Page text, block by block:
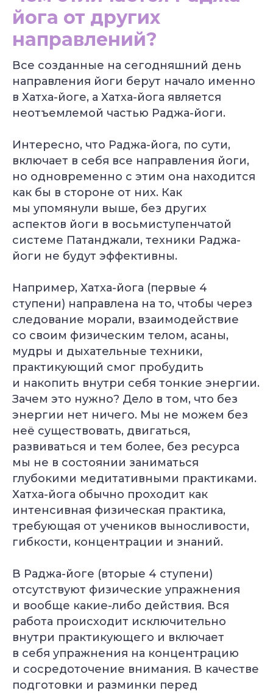
йога от других
направлений?
Все созданные на сегодняшний день
направления йоги берут начало именно
в Хатха-йоге, а Хатха-йога является
неотъемлемой частью Раджа-йоги.
Интересно, что Раджа-йога, по сути,
включает в себя все направления йоги,
но одновременно с этим она находится
как бы в стороне от них. Как
мы упомянули выше, без других
аспектов йоги в восьмиступенчатой
системе Патанджали, техники Раджа-
йоги не будут эффективны.
Например, Хатха-йога (первые 4
ступени) направлена на то, чтобы через
следование морали, взаимодействие
со своим физическим телом, асаны,
мудры и дыхательные техники,
практикующий смог пробудить
и накопить внутри себя тонкие энергии.
Зачем это нужно? Дело в том, что без
энергии нет ничего. Мы не можем без
неё существовать, двигаться,
развиваться и тем более, без ресурса
мы не в состоянии заниматься
глубокими медитативными практиками.
Хатха-йога обычно проходит как
интенсивная физическая практика,
требующая от учеников выносливости,
гибкости, концентрации и знаний.
В Раджа-йоге (вторые 4 ступени)
отсутствуют физические упражнения
и вообще какие-либо действия. Вся
работа происходит исключительно
внутри практикующего и включает
в себя упражнения на концентрацию
и сосредоточение внимания. В качестве
подготовки и разминки перед